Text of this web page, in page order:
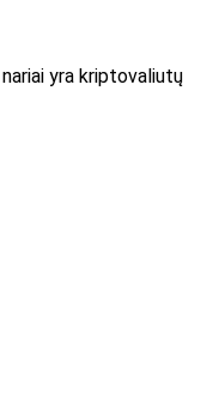
yra kriptovaliutų